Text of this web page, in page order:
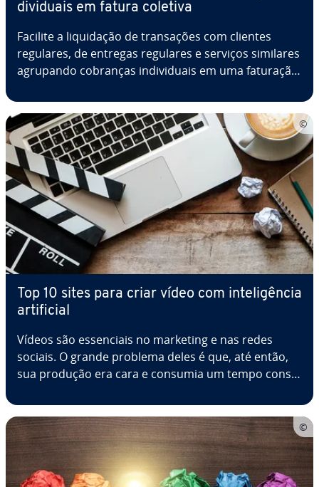
di­vi­du­ais em fatura coletiva
Facilite a li­qui­da­ção de tran­sa­ções com clientes
regulares, de entregas regulares e serviços similares
agrupando cobranças in­di­vi­du­ais em uma faturação
Fa­tu­ra­men­tos pe­rió­di­cos facilitam a con­ta­bi­li­dade, e
eco­no­mi­zam tempo e…
Top 10 sites para criar vídeo com in­te­li­gên­cia
ar­ti­fi­cial
Vídeos são es­sen­ci­ais no marketing e nas redes
sociais. O grande problema deles é que, até então,
sua produção era cara e consumia um tempo con­si­
com in­te­li­gên­cia ar­ti­fi­cial, o que poupa im­por­tan­tes
esforços. Porém, nem toda…